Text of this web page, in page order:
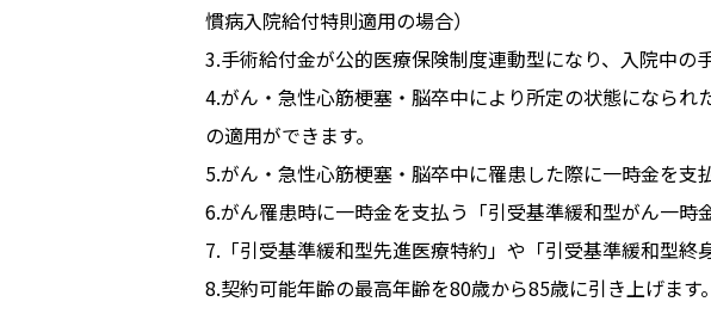
慣病入院給付特則適用の場合）
3.手術給付金が公的医療保険制度連動型になり、入院中の
4.がん・急性心筋梗塞・脳卒中により所定の状態になられ
の適用ができます。
5.がん・急性心筋梗塞・脳卒中に罹患した際に一時金を支
6.がん罹患時に一時金を支払う「引受基準緩和型がん一時
7.「引受基準緩和型先進医療特約」や「引受基準緩和型終
8.契約可能年齢の最高年齢を80歳から85歳に引き上げます。